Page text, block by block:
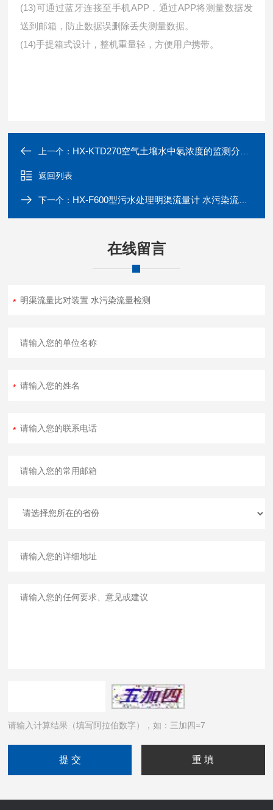
(13)可通过蓝牙连接至手机APP，通过APP将测量数据发
送到邮箱，防止数据误删除丢失测量数据。
(14)手提箱式设计，整机重量轻，方便用户携带。
上一个： HX-KTD270空气土壤水中氡浓度的监测分析 氡探测器
返回列表
下一个： HX-F600型污水处理明渠流量计 水污染流量仪
在线留言
请输入计算结果（填写阿拉伯数字），如：三加四=7